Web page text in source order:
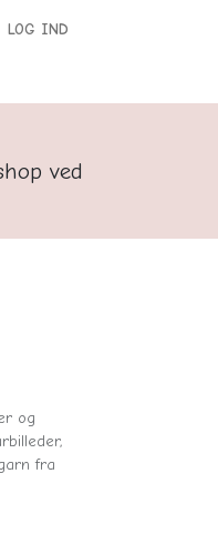
LOG IND
ved
og
fra